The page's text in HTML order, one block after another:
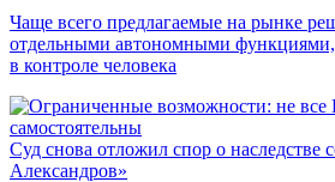
Чаще всего предлагаемые на рынке
отдельными автономными
в контроле человека
Суд снова отложил спор о наследстве
Александров»